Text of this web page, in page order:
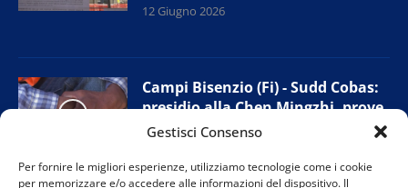
Gestisci Consenso
Per fornire le migliori esperienze, utilizziamo tecnologie come i cookie
per memorizzare e/o accedere alle informazioni del dispositivo. Il
12 Giugno 2026
Campi Bisenzio (Fi) - Sudd Cobas:
presidio alla Chen Mingzhi, prove
di accordo con l’azienda